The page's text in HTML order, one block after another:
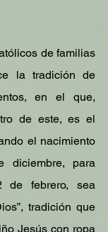
de familias
la tradición de
en el que,
de este, es el
el nacimiento
para
de febrero, sea
tradición que
Jesús con ropa